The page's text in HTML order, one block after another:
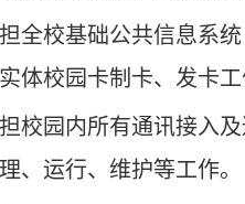
全校基础公共信息系
体校园卡制卡、发卡
校园内所有通讯接入
、运行、维护等工作。